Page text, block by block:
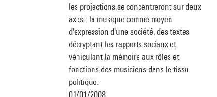
les projections se concentreront sur deux
axes : la musique comme moyen
d'expression d'une société, des textes
décryptant les rapports sociaux et
véhiculant la mémoire aux rôles et
fonctions des musiciens dans le tissu
politique.
01/01/2008